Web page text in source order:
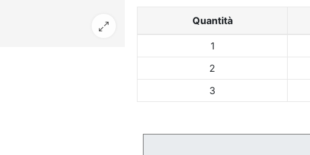
Quantità
1
2
3